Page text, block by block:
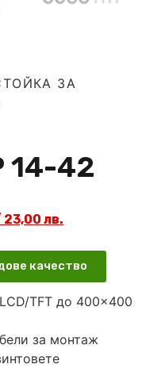
ЗА
42
23,00 лв.
качество
TFT до 400×400
за монтаж